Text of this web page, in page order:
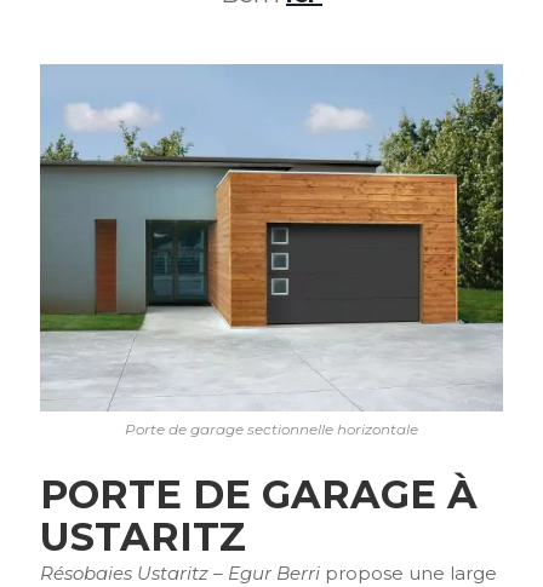
Porte de garage sectionnelle horizontale
PORTE DE GARAGE À
USTARITZ
Résobaies Ustaritz – Egur Berri propose une large